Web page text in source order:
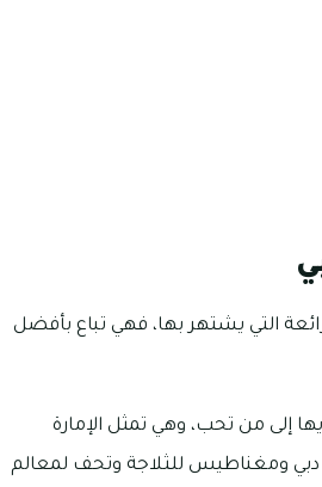
التي يشتهر بها، فهي تباع بأفضل
إلى من تحب، وهي تمثل الإمارة
ومغناطيس للثلاجة وتحف لمعالم